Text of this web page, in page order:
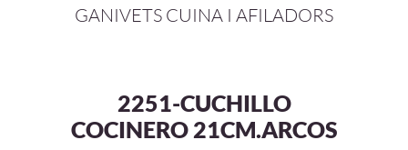
GANIVETS CUINA I AFILADORS
2251-CUCHILLO
COCINERO 21CM.ARCOS